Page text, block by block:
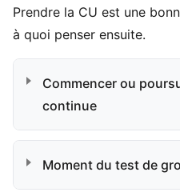
Prendre la CU est une
à quoi penser ensuite.
Commencer ou
continue
Moment du test de